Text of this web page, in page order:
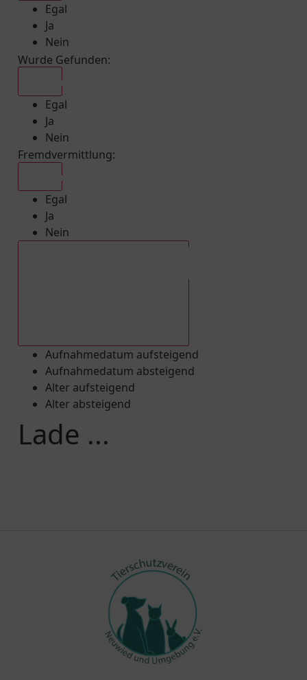
Egal
Ja
Nein
Wurde Gefunden:
Egal
Ja
Nein
Fremdvermittlung:
Egal
Ja
Nein
Aufnahmedatum aufsteigend
Aufnahmedatum absteigend
Alter aufsteigend
Alter absteigend
Lade ...